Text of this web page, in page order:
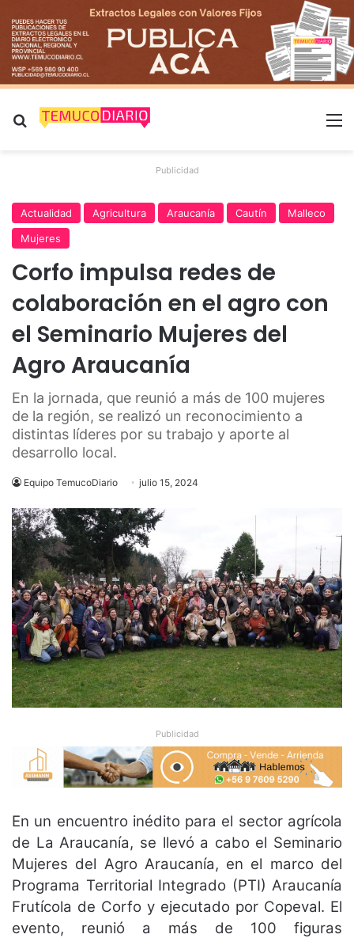
Buscar por
Publicidad
Actualidad Agricultura Araucanía Cautín
Malleco
Mujeres
Corfo impulsa redes de
colaboración en el agro con
el Seminario Mujeres del
Agro Araucanía
En la jornada, que reunió a más de 100 mujeres
de la región, se realizó un reconocimiento a
distintas líderes por su trabajo y aporte al
desarrollo local.
Equipo TemucoDiario julio 15, 2024
Publicidad
En un encuentro inédito para el sector agrícola
de La Araucanía, se llevó a cabo el Seminario
Mujeres del Agro Araucanía, en el marco del
Programa Territorial Integrado (PTI) Araucanía
Frutícola de Corfo y ejecutado por Copeval. El
evento, reunió a más de 100 figuras